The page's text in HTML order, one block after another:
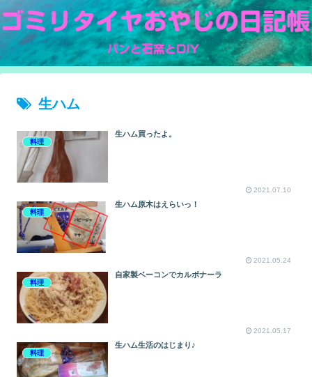
生ハム
料理
生ハム買ったよ。
2021.07.10
料理
生ハム原木はえらいっ！
2021.05.24
料理
自家製ベーコンでカルボナーラ
2021.05.17
料理
生ハム生活のはじまり♪